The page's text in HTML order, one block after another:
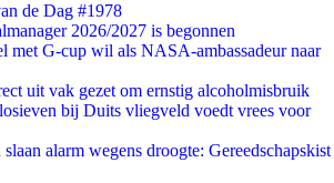
de Dag #1978
2026/2027 is begonnen
met G-cup wil als NASA-ambassadeur naar
uit vak gezet om ernstig alcoholmisbruik
bij Duits vliegveld voedt vrees voor
slaan alarm wegens droogte: Gereedschapskist